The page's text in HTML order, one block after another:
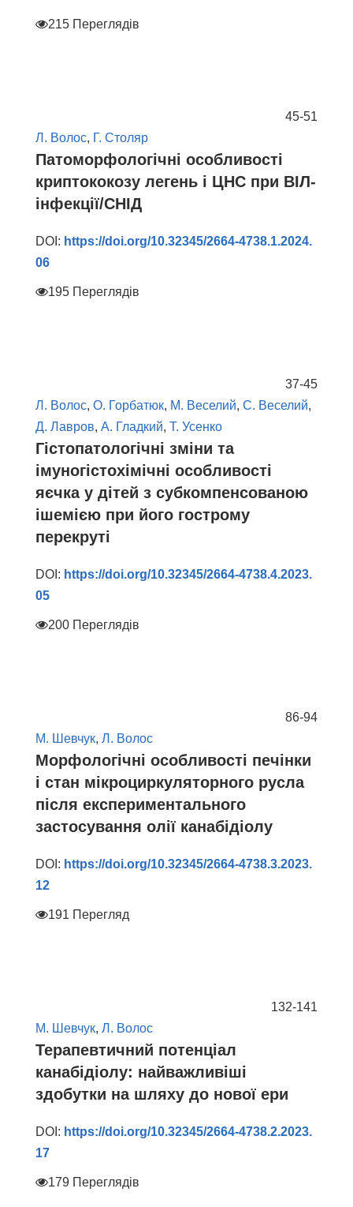
215 Переглядів
45-51
Л. Волос, Г. Столяр
Патоморфологічні особливості
криптококозу легень і ЦНС при ВІЛ-
інфекції/СНІД
DOI: https://doi.org/10.32345/2664-4738.1.2024.
06
195 Переглядів
37-45
Л. Волос, О. Горбатюк, М. Веселий, С. Веселий,
Д. Лавров, А. Гладкий, Т. Усенко
Гістопатологічні зміни та
імуногістохімічні особливості
яєчка у дітей з субкомпенсованою
ішемією при його гострому
перекруті
DOI: https://doi.org/10.32345/2664-4738.4.2023.
05
200 Переглядів
86-94
М. Шевчук, Л. Волос
Морфологічні особливості печінки
і стан мікроциркуляторного русла
після експериментального
застосування олії канабідіолу
DOI: https://doi.org/10.32345/2664-4738.3.2023.
12
191 Перегляд
132-141
М. Шевчук, Л. Волос
Терапевтичний потенціал
канабідіолу: найважливіші
здобутки на шляху до нової ери
DOI: https://doi.org/10.32345/2664-4738.2.2023.
17
179 Переглядів